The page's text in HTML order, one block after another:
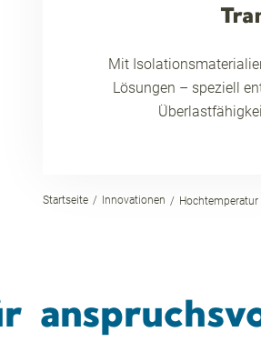
Mit
Lösungen – speziell
Startseite Innovationen